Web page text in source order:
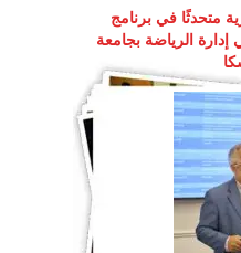
متحدثًا في برنامج
إدارة الرياضة بجامعة